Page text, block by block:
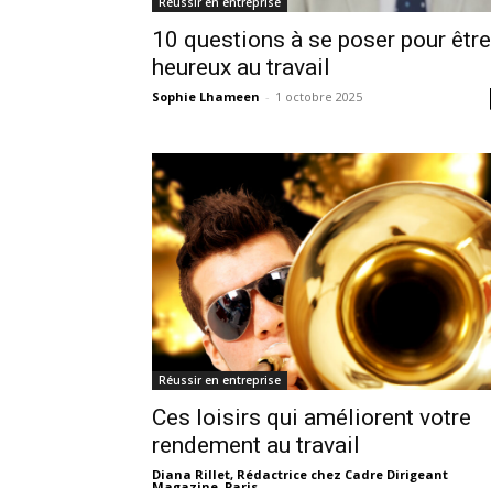
10 questions à se poser pour être
heureux au travail
Sophie Lhameen - 1 octobre 2025
Réussir en entreprise
Ces loisirs qui améliorent votre
rendement au travail
Diana Rillet, Rédactrice chez Cadre Dirigeant